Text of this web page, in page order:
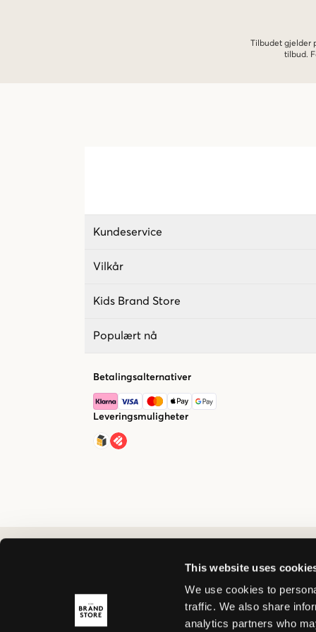
This website uses
We use cookies to
traffic. We also share
analytics partners who
Tilbudet gjelder
tilbud.
Kundeservice
Vilkår
Kids Brand Store
Populært nå
Betalingsalternativer
Leveringsmuligheter